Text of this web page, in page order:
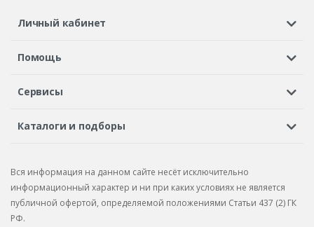
Личный кабинет
Регистрация или вход
Помощь
Шины в кредит
Сервисы
Автосервисы
Бонусная программа
Рекламации по услугам
Каталоги и подборы
Подбор запчастей
Каталог запчастей
Вся информация на данном сайте несёт исключительно
информационный характер и ни при каких условиях не является
публичной офертой, определяемой положениями Статьи 437 (2) ГК
РФ.